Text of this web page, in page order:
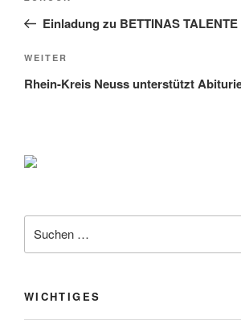
BeitragEinladung zu BETTINAS TALENTE
Nächster
Beitrag
WEITER
Rhein-Kreis Neuss unterstützt
nach:
WICHTIGES